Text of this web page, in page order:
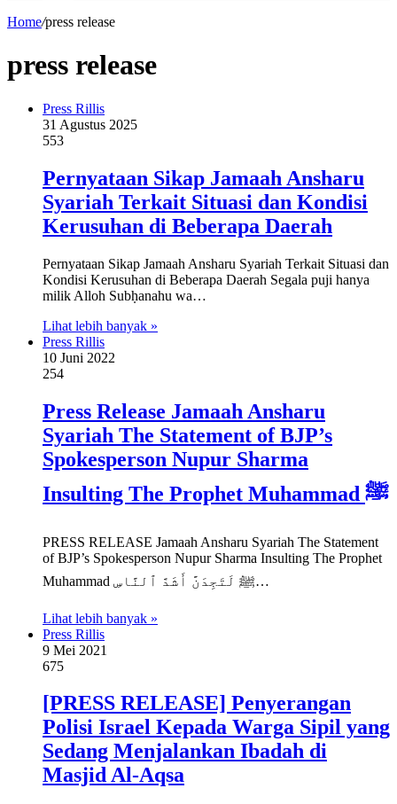
Home/press release
press release
Press Rillis
31 Agustus 2025
553
Pernyataan Sikap Jamaah Ansharu
Syariah Terkait Situasi dan Kondisi
Kerusuhan di Beberapa Daerah
Pernyataan Sikap Jamaah Ansharu Syariah Terkait Situasi dan
Kondisi Kerusuhan di Beberapa Daerah Segala puji hanya
milik Alloh Subḥanahu wa…
Lihat lebih banyak »
Press Rillis
10 Juni 2022
254
Press Release Jamaah Ansharu
Syariah The Statement of BJP’s
Spokesperson Nupur Sharma
Insulting The Prophet Muhammad ﷺ
PRESS RELEASE Jamaah Ansharu Syariah The Statement
of BJP’s Spokesperson Nupur Sharma Insulting The Prophet
Muhammad ﷺ لَتَجِدَنَّ أَشَدَّ ٱلنَّاسِ…
Lihat lebih banyak »
Press Rillis
9 Mei 2021
675
[PRESS RELEASE] Penyerangan
Polisi Israel Kepada Warga Sipil yang
Sedang Menjalankan Ibadah di
Masjid Al-Aqsa